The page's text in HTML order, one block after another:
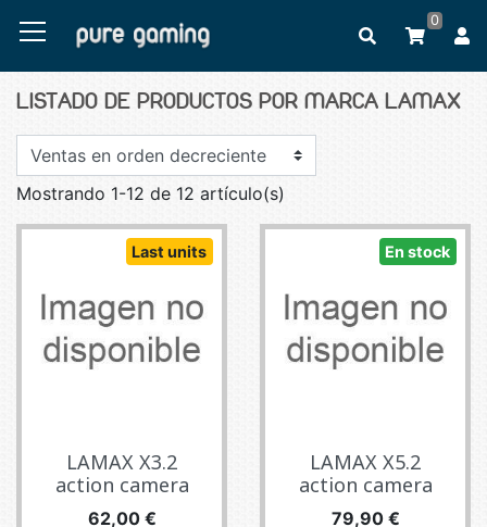
0
LISTADO DE PRODUCTOS POR MARCA LAMAX
Mostrando 1-12 de 12 artículo(s)
Last units
LAMAX X3.2
action camera
Precio
62,00 €
En stock
LAMAX X5.2
action camera
Precio
79,90 €